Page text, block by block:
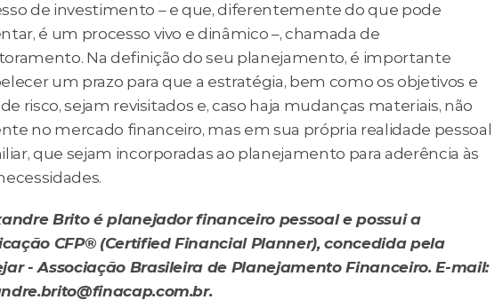
de investimento – e que, diferentemente do que pode
é um processo vivo e dinâmico –, chamada de
Na definição do seu planejamento, é importante
um prazo para que a estratégia, bem como os objetivos e
risco, sejam revisitados e, caso haja mudanças materiais, não
no mercado financeiro, mas em sua própria realidade pessoal
que sejam incorporadas ao planejamento para aderência às
Brito é planejador financeiro pessoal e possui a
CFP® (Certified Financial Planner), concedida pela
- Associação Brasileira de Planejamento Financeiro. E-mail: